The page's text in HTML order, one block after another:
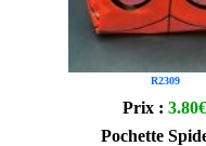
R2309
Prix : 3.80€
Pochette